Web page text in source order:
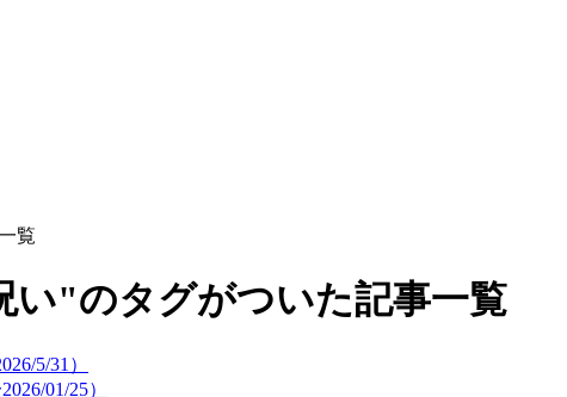
覧
"のタグがついた記事一覧
5/31）
01/25）